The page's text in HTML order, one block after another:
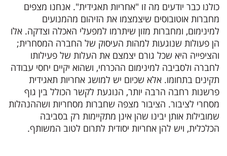
כולנו כבר יודעים מה זו "אחריות תאגידית". אנחנו מצפים
מחברות אוטובוסים שיצמצמו את הזיהום מהמנועים
למינימום, ומחברות מזון שיתרמו למפעלי האכלה וצדקה. אלו
הן פעולות שנוגעות למהות העיסוק של החברה המסחרית;
והציפייה היא שכל גורם יצמצם את העלות של פעילותו
לחברה ולסביבה למינימום ההכרחי, ושהוא יקיים יחסי עבודה
תקינים בתחומו. אלא שכיום יש למושג אחריות תאגידית
פרשנות רחבה הרבה יותר, הנוגעת לקשר הכולל בין גוף
מסחרי לציבור. הציבור מצפה שחברות מסחריות ושההנהלות
שמובילות אותן יבינו שהן אינן מתקיימות רק בסביבה
הכלכלית, ויש להן אחריות יסודית לתרום לטוב המשותף.